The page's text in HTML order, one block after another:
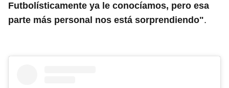
Futbolísticamente ya le conocíamos, pero esa
parte más personal nos está sorprendiendo".